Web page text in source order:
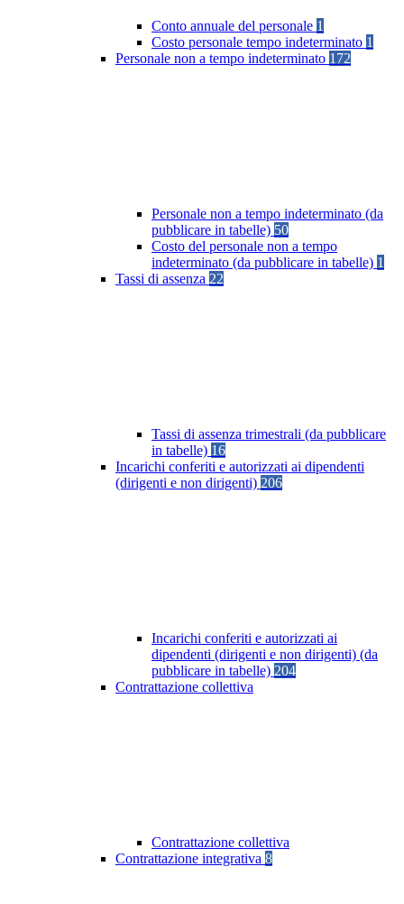
Conto annuale del personale 1
Costo personale tempo indeterminato 1
Personale non a tempo indeterminato 172
Personale non a tempo indeterminato (da
pubblicare in tabelle) 50
Costo del personale non a tempo
indeterminato (da pubblicare in tabelle) 1
Tassi di assenza 22
Tassi di assenza trimestrali (da pubblicare
in tabelle) 16
Incarichi conferiti e autorizzati ai dipendenti
(dirigenti e non dirigenti) 206
Incarichi conferiti e autorizzati ai
dipendenti (dirigenti e non dirigenti) (da
pubblicare in tabelle) 204
Contrattazione collettiva
Contrattazione collettiva
Contrattazione integrativa 8